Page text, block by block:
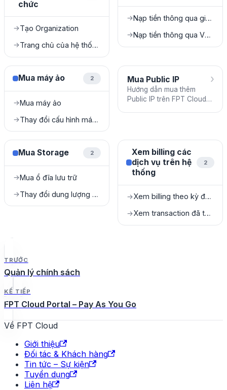
chức
→Tạo Organization
→ Trang chủ của hệ thống Portal
→ Nạp tiền thông qua gift code
→ Nạp tiền thông qua VNPay
Mua máy ảo 2
→Mua máy ảo
→ Thay đổi cấu hình máy ảo
Mua Public IP
Hướng dẫn mua thêm
Public IP trên FPT Cloud
›
Mua Storage 2
→Mua ổ đĩa lưu trữ
→ Thay đổi dung lượng ổ đĩa rời
Xem billing các
dịch vụ trên hệ
thống
2
→ Xem billing theo kỳ đối soát hàng tháng
→ Xem transaction đã thực hiện
TRƯỚC
Quản lý chính sách
KẾ TIẾP
FPT Cloud Portal – Pay As You Go
Về FPT Cloud
Giới thiệu
Đối tác & Khách hàng
Tin tức – Sự kiện
Tuyển dụng
Liên hệ